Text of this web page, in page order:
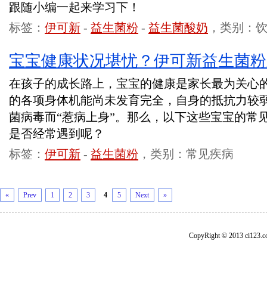
跟随小编一起来学习下！
标签： 伊可新 - 益生菌粉 - 益生菌酸奶 ，类别：
宝宝健康状况堪忧？伊可新益生菌
在孩子的成长路上，宝宝的健康是家长最为关心
的各项身体机能尚未发育完全，自身的抵抗力较
菌病毒而“惹病上身”。那么，以下这些宝宝的常
是否经常遇到呢？
标签： 伊可新 - 益生菌粉 ，类别：常见疾病
« Prev 1 2 3 4 5 Next »
CopyRight © 2013